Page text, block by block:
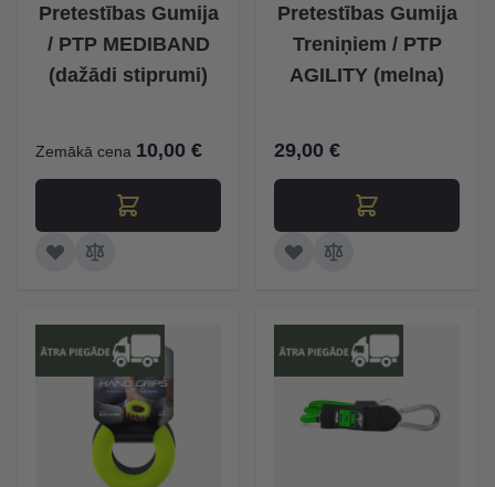
Pretestības Gumija
/ PTP MEDIBAND
(dažādi stiprumi)
Zemākā cena 10,00 €
Pretestības Gumija
Treniņiem / PTP
AGILITY (melna)
29,00 €